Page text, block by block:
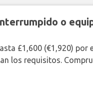
o
£1,600 (€1,920)
los requisitos.